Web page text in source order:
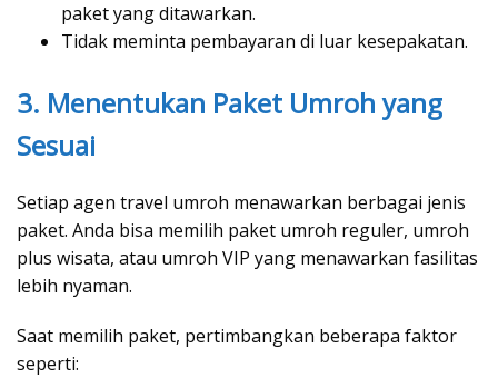
paket yang ditawarkan.
Tidak meminta pembayaran di luar kesepakatan.
3. Menentukan Paket Umroh yang
Sesuai
Setiap agen travel umroh menawarkan berbagai jenis
paket. Anda bisa memilih paket umroh reguler, umroh
plus wisata, atau umroh VIP yang menawarkan fasilitas
lebih nyaman.
Saat memilih paket, pertimbangkan beberapa faktor
seperti: